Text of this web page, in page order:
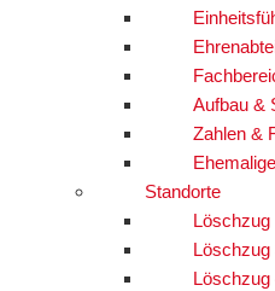
Aufbau &
Zahlen &
Standorte
Löschzug
Löschzug